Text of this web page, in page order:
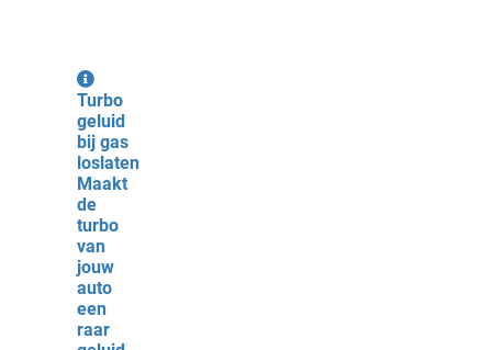
Turbo
geluid
bij gas
loslaten
Maakt
de
turbo
van
jouw
auto
een
raar